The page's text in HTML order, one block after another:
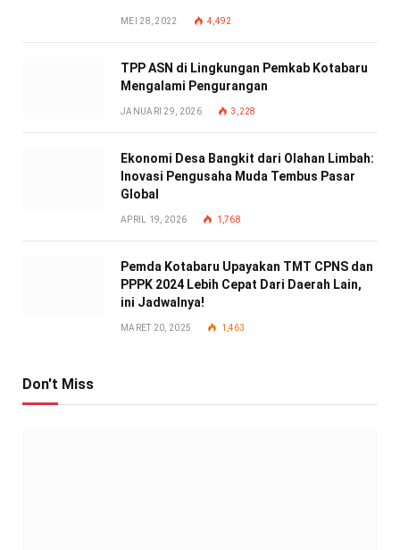
MEI 28, 2022 4,492
TPP ASN di Lingkungan Pemkab Kotabaru
Mengalami Pengurangan
JANUARI 29, 2026 3,228
Ekonomi Desa Bangkit dari Olahan Limbah:
Inovasi Pengusaha Muda Tembus Pasar
Global
APRIL 19, 2026 1,768
Pemda Kotabaru Upayakan TMT CPNS dan
PPPK 2024 Lebih Cepat Dari Daerah Lain,
ini Jadwalnya!
MARET 20, 2025 1,463
Don't Miss